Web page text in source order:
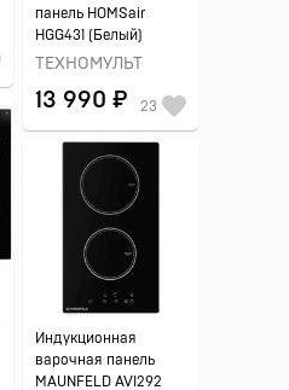
панель HOMSair
HGG431 (Белый)
ТЕХНОМУЛЬТ
13 990 ₽ 23
Индукционная
варочная панель
MAUNFELD AVI292